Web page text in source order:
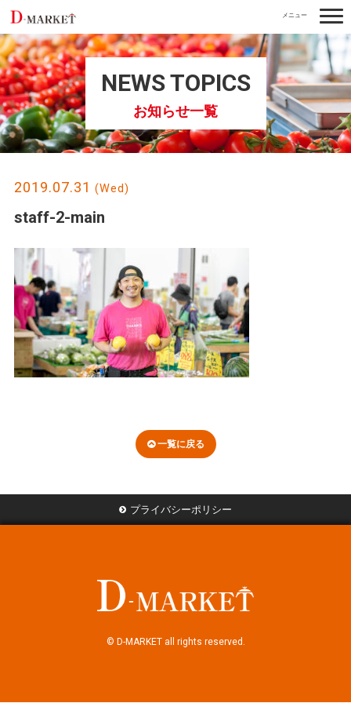
NEWS TOPICS
お知らせ一覧
2019.07.31 (Wed)
staff-2-main
一覧に戻る
プライバシーポリシー
© D-MARKET all rights reserved.